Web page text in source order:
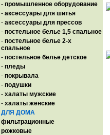
- промышленное оборудование
- аксессуары для шитья
- аксессуары для прессов
- постельное белье 1,5 спальное
- постельное белье 2-х
спальное
- постельное белье детское
- пледы
- покрывала
- подушки
- халаты мужские
- халаты женские
ДЛЯ ДОМА
фильтрационные
рожковые